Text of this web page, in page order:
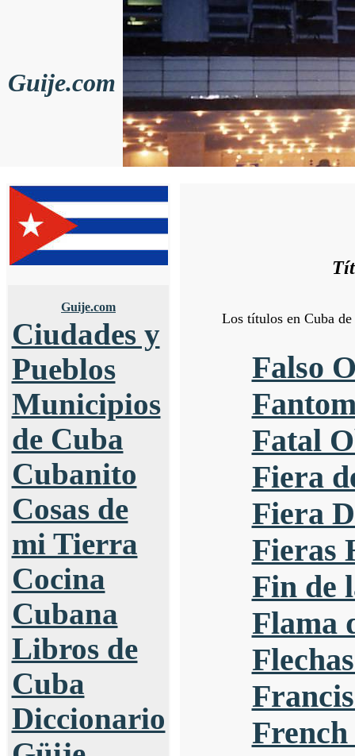
Guije.com
Guije.com
Ciudades y
Pueblos
Municipios
de Cuba
Cubanito
Cosas de
mi Tierra
Cocina
Cubana
Libros de
Cuba
Diccionario
Los títulos en Cuba
Falso
Fatal
Fiera
Fiera
Fieras
Fin de
Flama